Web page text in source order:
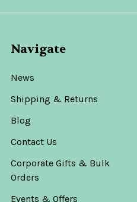
Navigate
News
Shipping & Returns
Blog
Contact Us
Corporate Gifts & Bulk
Orders
Events & Offers